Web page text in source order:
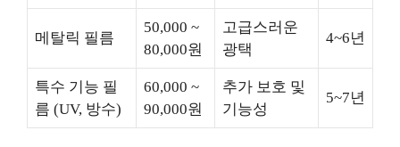
메탈릭 필름
50,000 ~
80,000원
고급스러운
광택
4~6년
특수 기능 필
름 (UV, 방수)
60,000 ~
90,000원
추가 보호 및
기능성
5~7년